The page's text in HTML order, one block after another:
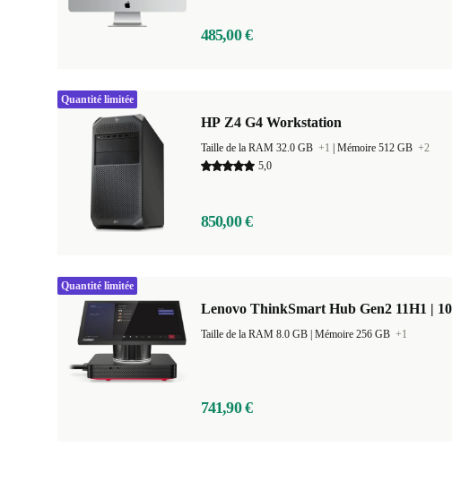
485,00 €
HP Z4 G4 Workstation
Taille de la RAM 32.0 GB +1 Mémoire 512 GB +2
5,0
850,00 €
Quantité limitée
Lenovo ThinkSmart Hub Gen2 11H1 |
Mémoire 256 GB +1
741,90 €
Quantité limitée